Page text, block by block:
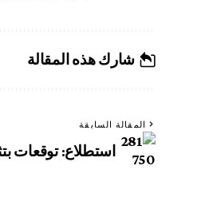
شارك هذه المقالة
المقالة السابقة
استطلاع: توقعات